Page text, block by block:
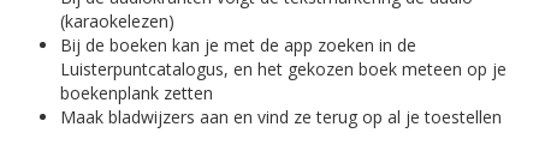
(karaokelezen)
Bij de boeken kan je met de app zoeken in de
Luisterpuntcatalogus, en het gekozen boek meteen op je
boekenplank zetten
Maak bladwijzers aan en vind ze terug op al je toestellen